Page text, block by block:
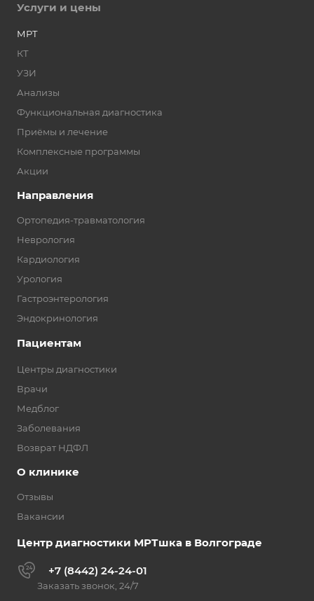
Услуги и цены
МРТ
КТ
УЗИ
Анализы
Функциональная диагностика
Приёмы и лечение
Комплексные программы
Акции
Направления
Ортопедия-травматология
Неврология
Кардиология
Урология
Гастроэнтерология
Эндокринология
Пациентам
Центры диагностики
Врачи
Медблог
Заболевания
Возврат НДФЛ
О клинике
Отзывы
Вакансии
Центр диагностики МРТшка в Волгограде
+7 (8442) 24-24-01
Заказать звонок, 24/7